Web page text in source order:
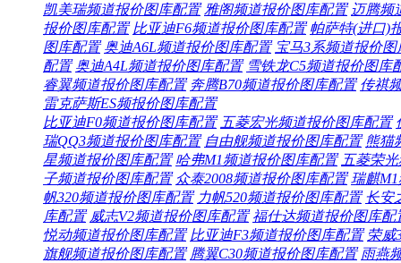
凯美瑞频道报价图库配置 雅阁频道报价图库配置 迈腾频
报价图库配置 比亚迪F6频道报价图库配置 帕萨特(进口)
图库配置 奥迪A6L频道报价图库配置 宝马3系频道报价图
配置 奥迪A4L频道报价图库配置 雪铁龙C5频道报价图库
睿翼频道报价图库配置 奔腾B70频道报价图库配置 传祺
雷克萨斯ES频报价图库配置
比亚迪F0频道报价图库配置 五菱宏光频道报价图库配置
瑞QQ3频道报价图库配置 自由舰频道报价图库配置 熊猫
星频道报价图库配置 哈弗M1频道报价图库配置 五菱荣
子频道报价图库配置 众泰2008频道报价图库配置 瑞麒
帆320频道报价图库配置 力帆520频道报价图库配置 长安
库配置 威志V2频道报价图库配置 福仕达频道报价图库配
悦动频道报价图库配置 比亚迪F3频道报价图库配置 荣威
旗舰频道报价图库配置 腾翼C30频道报价图库配置 雨燕